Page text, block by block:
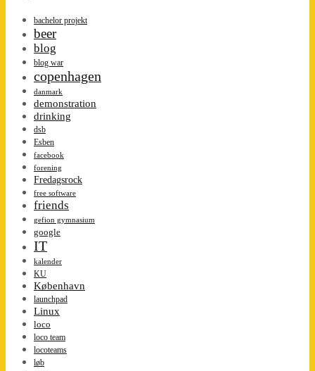
bachelor projekt
beer
blog
blog war
copenhagen
danmark
demonstration
drinking
dsb
Esben
facebook
forening
Fredagsrock
free software
friends
gefion gymnasium
google
IT
kalender
KU
København
launchpad
Linux
loco
loco team
locoteams
løb